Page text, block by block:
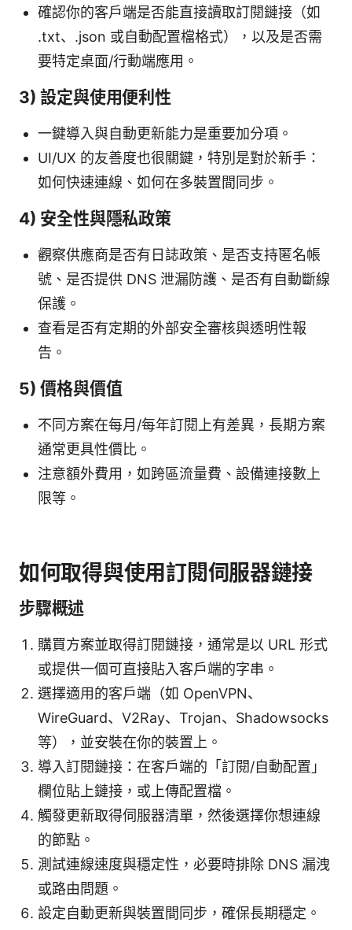
確認你的客戶端是否能直接讀取訂閱鏈接（如
.txt、.json 或自動配置檔格式），以及是否需
要特定桌面/行動端應用。
3) 設定與使用便利性
一鍵導入與自動更新能力是重要加分項。
UI/UX 的友善度也很關鍵，特別是對於新手：
如何快速連線、如何在多裝置間同步。
4) 安全性與隱私政策
觀察供應商是否有日誌政策、是否支持匿名帳
號、是否提供 DNS 泄漏防護、是否有自動斷線
保護。
查看是否有定期的外部安全審核與透明性報
告。
5) 價格與價值
不同方案在每月/每年訂閱上有差異，長期方案
通常更具性價比。
注意額外費用，如跨區流量費、設備連接數上
限等。
如何取得與使用訂閱伺服器鏈接
步驟概述
購買方案並取得訂閱鏈接，通常是以 URL 形式
或提供一個可直接貼入客戶端的字串。
選擇適用的客戶端（如 OpenVPN、
WireGuard、V2Ray、Trojan、Shadowsocks
等），並安裝在你的裝置上。
導入訂閱鏈接：在客戶端的「訂閱/自動配置」
欄位貼上鏈接，或上傳配置檔。
觸發更新取得伺服器清單，然後選擇你想連線
的節點。
測試連線速度與穩定性，必要時排除 DNS 漏洩
或路由問題。
設定自動更新與裝置間同步，確保長期穩定。